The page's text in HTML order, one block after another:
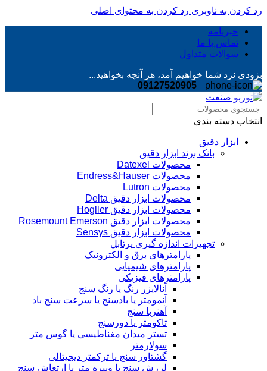
رد کردن به ناوبری رد کردن به محتوای اصلی
خبرنامه
تماس با ما
سوالات متداول
بزودی نزد شما خواهیم آمد، هر آنچه بخواهید...
09127520905
انتخاب دسته بندی
ابزار دقیق
بانک برند ابزار دقیق
محصولات Datexel
محصولات Endress&Hauser
محصولات Lutron
محصولات ابزار دقیق Delta
محصولات ابزار دقیق Hogller
محصولات ابزار دقیق Rosemount Emerson
محصولات ابزار دقیق Sensys
تجهیزات اندازه گیری پرتابل
پارامترهای برق و الکترونیک
پارامترهای شیمیایی
پارامترهای فیزیکی
آنالایزر رنگ یا رنگ سنج
آنمومتر یا بادسنج یا سرعت سنج باد
آهنربا سنج
تاکومتر یا دورسنج
تستر میدان مغناطیسی یا گوس متر
سولارمتر
گشتاور سنج یا ترکمتر دیجیتالی
لرزش سنج یا ویبره متر یا ارتعاش سنج